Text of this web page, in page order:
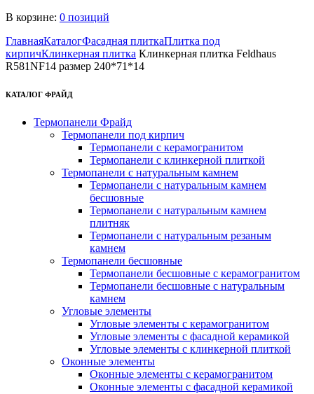
В корзине: 0 позиций
ГлавнаяКаталогФасадная плиткаПлитка под
кирпичКлинкерная плитка Клинкерная плитка Feldhaus
R581NF14 размер 240*71*14
КАТАЛОГ ФРАЙД
Термопанели Фрайд
Термопанели под кирпич
Термопанели с керамогранитом
Термопанели с клинкерной плиткой
Термопанели с натуральным камнем
Термопанели с натуральным камнем
бесшовные
Термопанели с натуральным камнем
плитняк
Термопанели с натуральным резаным
камнем
Термопанели бесшовные
Термопанели бесшовные с керамогранитом
Термопанели бесшовные с натуральным
камнем
Угловые элементы
Угловые элементы с керамогранитом
Угловые элементы с фасадной керамикой
Угловые элементы с клинкерной плиткой
Оконные элементы
Оконные элементы с керамогранитом
Оконные элементы с фасадной керамикой